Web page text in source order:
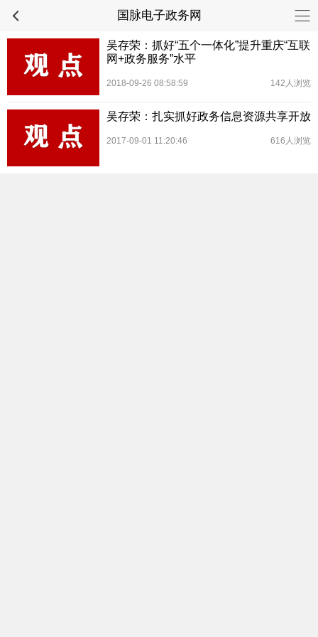
国脉电子政务网
吴存荣：抓好“五个一体化”提升重庆“互联
网+政务服务”水平
2018-09-26 08:58:59 142人浏览
吴存荣：扎实抓好政务信息资源共享开放
2017-09-01 11:20:46 616人浏览